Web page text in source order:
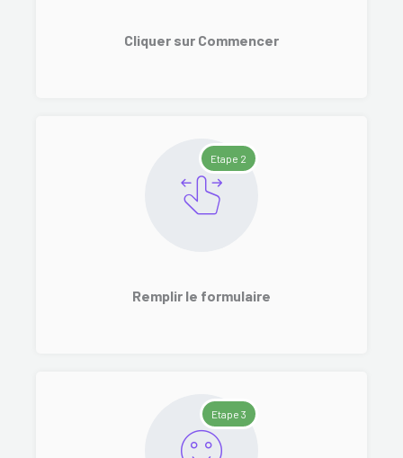
Cliquer sur Commencer
Etape 2
Remplir le formulaire
Etape 3